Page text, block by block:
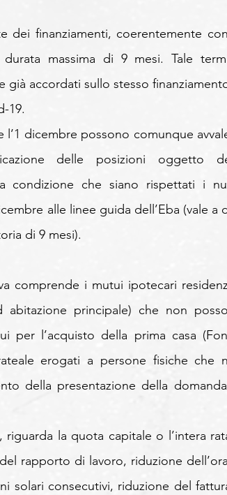
dei finanziamenti, coerentemente
massima di 9 mesi. Tale
accordati sullo stesso
19.
dicembre possono comunque
delle posizioni oggetto
condizione che siano rispettati i
alle linee guida dell’Eba (vale a
di 9 mesi).
comprende i mutui ipotecari
principale) che non
per l’acquisto della prima casa
erogati a persone fisiche che
della presentazione della
la quota capitale o l’intera
rapporto di lavoro, riduzione
solari consecutivi, riduzione del